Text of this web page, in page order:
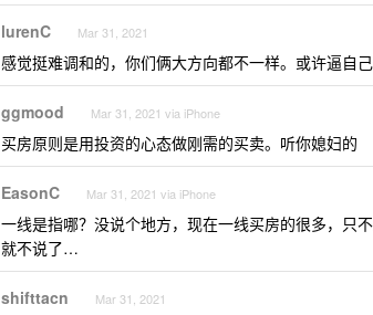
lurenC Mar 31, 2021
感觉挺难调和的，你们俩大方向都不一样。或许逼自己
ggmood Mar 31, 2021 via iPhone
买房原则是用投资的心态做刚需的买卖。听你媳妇的
EasonC Mar 31, 2021 via iPhone
一线是指哪？没说个地方，现在一线买房的很多，只
就不说了…
shifttacn Mar 31, 2021